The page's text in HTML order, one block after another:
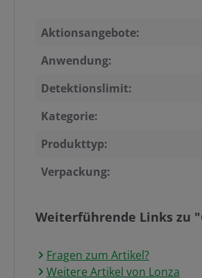
Aktionsangebote:
Anwendung:
Detektionslimit:
Kategorie:
Produkttyp:
Verpackung:
Weiterführende Links zu
Fragen zum Artikel?
Weitere Artikel von Lonza